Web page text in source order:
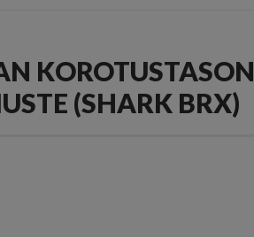
KOROTUSTASON
(SHARK BRX)